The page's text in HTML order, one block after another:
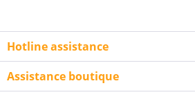
Hotline assistance
Assistance boutique